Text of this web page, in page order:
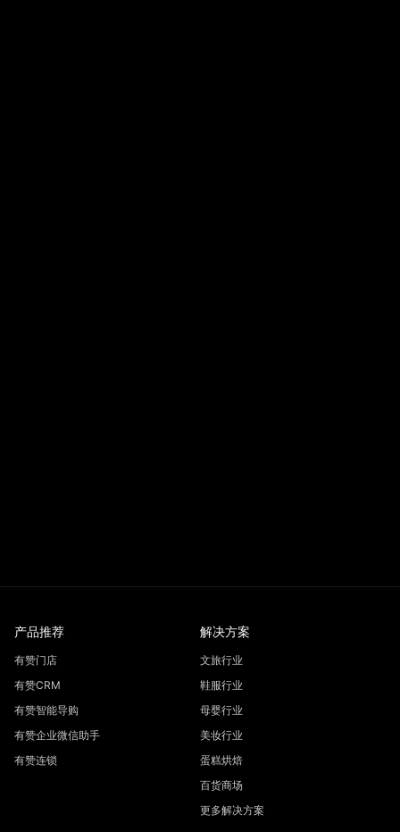
产品推荐
有赞门店
有赞CRM
有赞智能导购
有赞企业微信助手
有赞连锁
解决方案
文旅行业
鞋服行业
母婴行业
美妆行业
蛋糕烘焙
百货商场
更多解决方案